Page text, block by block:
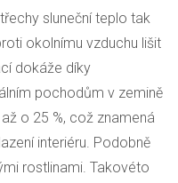
sluneční teplo tak
okolnímu vzduchu lišit
dokáže díky
pochodům v zemině
o 25 %, což znamená
interiéru. Podobně
rostlinami. Takovéto